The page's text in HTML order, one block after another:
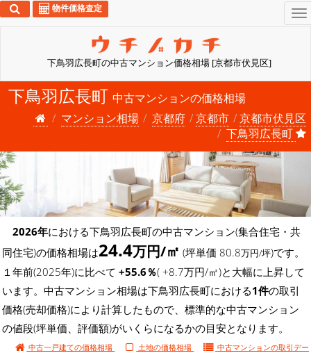
下鳥羽広長町の中古マンション価格相場 [京都市伏見区]
物件価格査定
下鳥羽広長町 中古マンションの価格相場
マンション相場
京都府 京都市
京都市伏見区
下鳥羽広長町
2026年における下鳥羽広長町の中古マンション(集合住宅・共
同住宅)の価格相場は24.4万円/㎡ (坪単価 80.8万円/坪)です。
１年前(2025年)に比べて +55.6％( +8.7万円/㎡)と大幅に上昇して
います。中古マンション相場は下鳥羽広長町における1件の取引
価格(売却価格)により計算したもので、標準的な中古マンション
の値段(坪単価、評価額)がいくらになるかの目安となります。
中古一戸建ての価格相場 土地の価格相場 中古マンションの取引デー